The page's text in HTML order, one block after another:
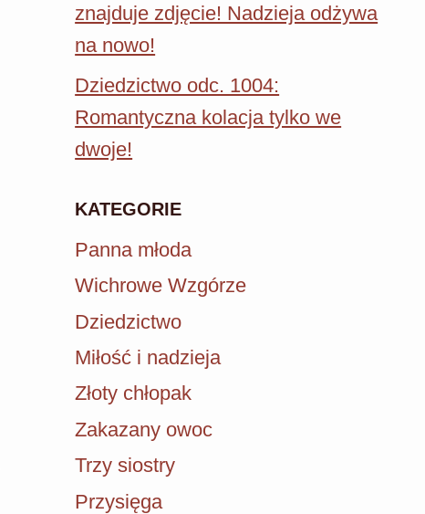
znajduje zdjęcie! Nadzieja odżywa
na nowo!
Dziedzictwo odc. 1004:
Romantyczna kolacja tylko we
dwoje!
KATEGORIE
Panna młoda
Wichrowe Wzgórze
Dziedzictwo
Miłość i nadzieja
Złoty chłopak
Zakazany owoc
Trzy siostry
Przysięga